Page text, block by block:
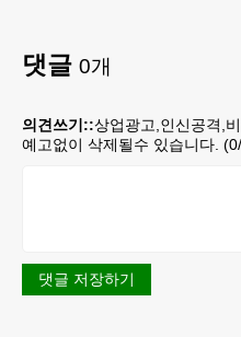
댓글 0개
의견쓰기::상업광고,인신공격,
예고없이 삭제될수 있습니다. (0
댓글 저장하기